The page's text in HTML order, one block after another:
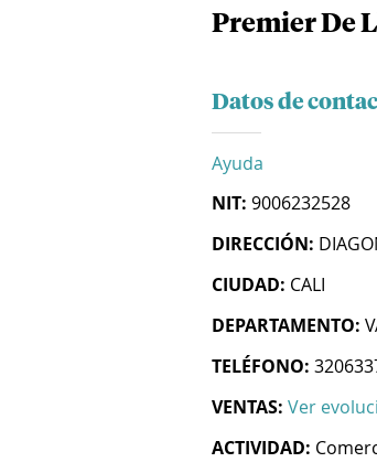
Premier De
Datos de
Ayuda
NIT: 9006232528
DIRECCIÓN:
CIUDAD: CALI
DEPARTAMENTO:
TELÉFONO:
VENTAS: Ver
ACTIVIDAD: